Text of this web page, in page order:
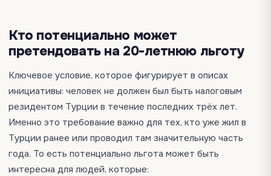
Кто потенциально может
претендовать на 20-летнюю льготу
Ключевое условие, которое фигурирует в описах
инициативы: человек не должен был быть налоговым
резидентом Турции в течение последних трёх лет.
Именно это требование важно для тех, кто уже жил в
Турции ранее или проводил там значительную часть
года. То есть потенциально льгота может быть
интересна для людей, которые: